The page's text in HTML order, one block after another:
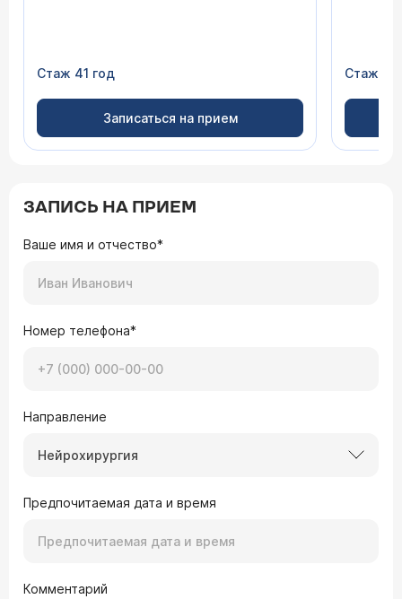
Стаж 41 год
Записаться на прием
Стаж 30
ЗАПИСЬ НА ПРИЕМ
Ваше имя и отчество*
Номер телефона*
Направление
Нейрохирургия
Предпочитаемая дата и время
Комментарий